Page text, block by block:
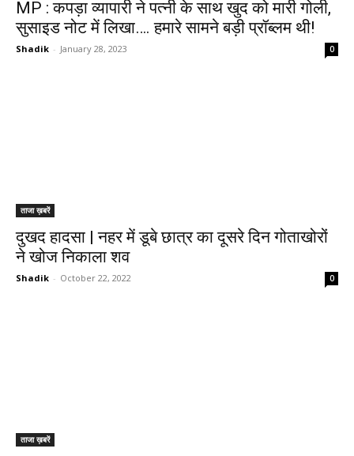
MP : कपड़ा व्यापारी ने पत्नी के साथ खुद को मारी गोली,
सुसाइड नोट में लिखा…. हमारे सामने बड़ी प्रॉब्लम थी!
Shadik - January 28, 2023 0
ताजा ख़बरें
दुखद हादसा | नहर में डूबे छात्र का दूसरे दिन गोताखोरों
ने खोज निकाला शव
Shadik - October 22, 2022 0
ताजा ख़बरें